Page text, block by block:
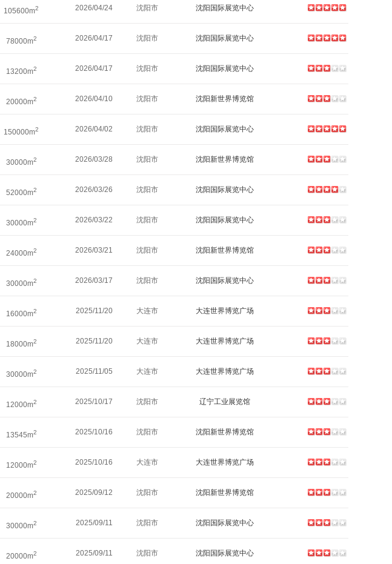
105600m2 2026/04/24 沈阳市 沈阳国际展览中心
78000m2 2026/04/17 沈阳市 沈阳国际展览中心
13200m2 2026/04/17 沈阳市 沈阳国际展览中心
20000m2 2026/04/10 沈阳市 沈阳新世界博览馆
150000m2 2026/04/02 沈阳市 沈阳国际展览中心
30000m2 2026/03/28 沈阳市 沈阳新世界博览馆
52000m2 2026/03/26 沈阳市 沈阳国际展览中心
30000m2 2026/03/22 沈阳市 沈阳国际展览中心
24000m2 2026/03/21 沈阳市 沈阳新世界博览馆
30000m2 2026/03/17 沈阳市 沈阳国际展览中心
16000m2 2025/11/20 大连市 大连世界博览广场
18000m2 2025/11/20 大连市 大连世界博览广场
30000m2 2025/11/05 大连市 大连世界博览广场
12000m2 2025/10/17 沈阳市 辽宁工业展览馆
13545m2 2025/10/16 沈阳市 沈阳新世界博览馆
12000m2 2025/10/16 大连市 大连世界博览广场
20000m2 2025/09/12 沈阳市 沈阳新世界博览馆
30000m2 2025/09/11 沈阳市 沈阳国际展览中心
20000m2 2025/09/11 沈阳市 沈阳国际展览中心